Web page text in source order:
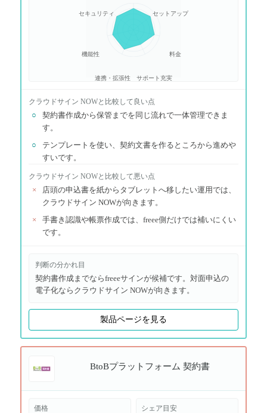
セットアップ
料金
サポート充実
連携・拡張性
機能性
セキュリティ
クラウドサイン NOWと比較して良い点
○
契約書作成から保管までを同じ流れで一体管理できま
す。
○
テンプレートを使い、契約文書を作るところから進めや
すいです。
クラウドサイン NOWと比較して悪い点
×
店頭の申込書を紙からタブレットへ移したい運用では、
クラウドサイン NOWが向きます。
×
手書き認識や帳票作成では、freee側だけでは補いにくい
です。
判断の分かれ目
契約書作成までならfreeeサインが候補です。対面申込の
電子化ならクラウドサイン NOWが向きます。
製品ページを見る
BtoBプラットフォーム 契約書
価格 シェア目安